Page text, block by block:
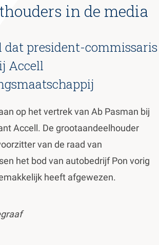
in de media
president-commissaris
Accell
op het vertrek van Ab Pasman bij
Accell. De grootaandeelhouder
van de raad van
het bod van autobedrijf Pon vorig
heeft afgewezen.